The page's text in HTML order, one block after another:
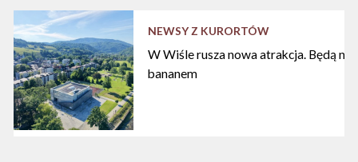
NEWSY Z KURORTÓW
W Wiśle rusza nowa atrakcja. Będą
bananem